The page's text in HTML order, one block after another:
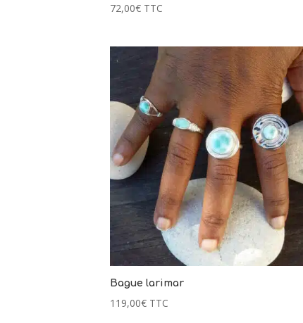
72,00€ TTC
Bague larimar
119,00€ TTC